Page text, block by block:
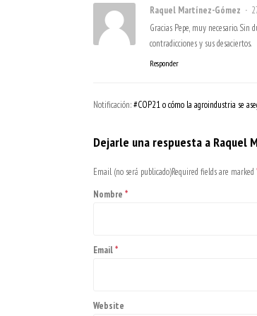
Raquel Martínez-Gómez
Gracias Pepe, muy necesario.
contradicciones y sus desaciertos.
Responder
Notificación:#COP21 o cómo la agroindustria se
Dejarle una respuesta a Raquel
Email (no será publicado)Required fields are marked
Nombre *
Email*
Website